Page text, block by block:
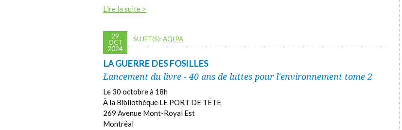
Lire la suite >
29
OCT
2024
SUJET(S):AQLPA
LA GUERRE DES FOSILLES
Lancement du livre - 40 ans de luttes pour l'environnement tome 2
Le 30 octobre à 18h
À la Bibliothèque LE PORT DE TÊTE
269 Avenue Mont-Royal Est
Montréal